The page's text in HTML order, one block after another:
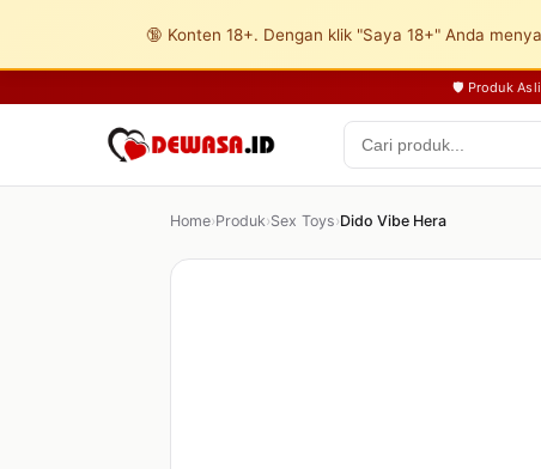
🔞 Konten 18+. Dengan klik "Saya 18+" Anda
🛡️ Produk
Home›Produk›Sex Toys›Dido Vibe Hera